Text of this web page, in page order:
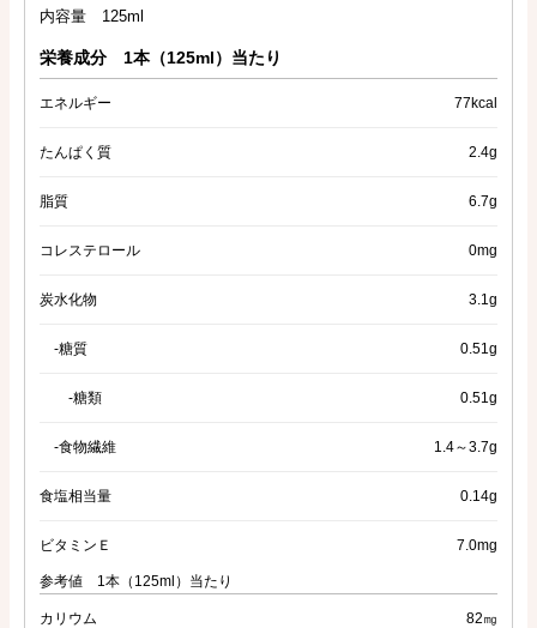
内容量 125ml
栄養成分 1本（125ml）当たり
エネルギー 77kcal
たんぱく質 2.4g
脂質 6.7g
コレステロール 0mg
炭水化物 3.1g
-糖質 0.51g
-糖類 0.51g
-食物繊維 1.4～3.7g
食塩相当量 0.14g
ビタミンＥ 7.0mg
参考値 1本（125ml）当たり
カリウム 82㎎